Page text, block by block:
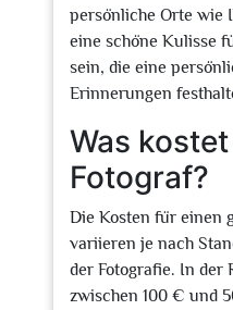
persönliche Orte wie
eine schöne Kulisse
sein, die eine
Erinnerungen
Was
Fotograf?
Die Kosten für einen
variieren je nach
der Fotografie. In der
zwischen 100 € und